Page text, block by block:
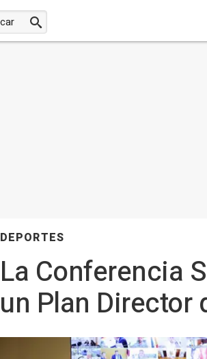
DEPORTES
La Conferencia
un Plan Director